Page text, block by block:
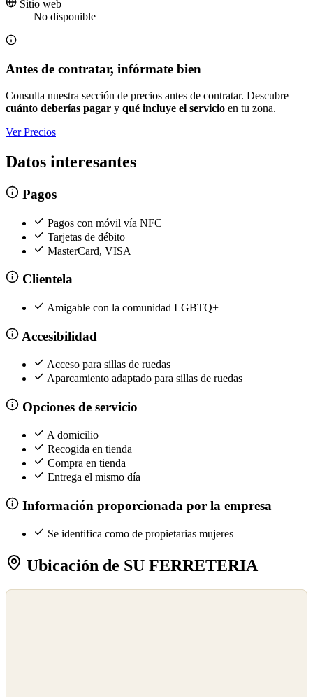
Sitio web
No disponible
Antes de contratar, infórmate bien
Consulta nuestra sección de precios antes de contratar. Descubre
cuánto deberías pagar y qué incluye el servicio en tu zona.
Ver Precios
Datos interesantes
Pagos
Pagos con móvil vía NFC
Tarjetas de débito
MasterCard, VISA
Clientela
Amigable con la comunidad LGBTQ+
Accesibilidad
Acceso para sillas de ruedas
Aparcamiento adaptado para sillas de ruedas
Opciones de servicio
A domicilio
Recogida en tienda
Compra en tienda
Entrega el mismo día
Información proporcionada por la empresa
Se identifica como de propietarias mujeres
Ubicación de SU FERRETERIA